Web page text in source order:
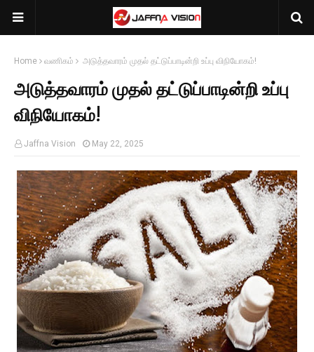
Home வணிகம் அடுத்தவாரம் முதல் தட்டுப்பாடின்றி உப்பு விநியோகம்!
அடுத்தவாரம் முதல் தட்டுப்பாடின்றி உப்பு
விநியோகம்!
Jaffna Vision May 22, 2025